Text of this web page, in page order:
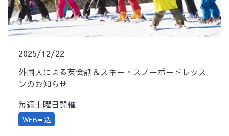
2025/12/22
外国人による英会話＆スキー・スノーボードレッス
ンのお知らせ
毎週土曜日開催
WEB申込